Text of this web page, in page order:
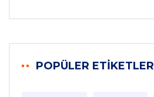
POPÜLER ETIKETLER